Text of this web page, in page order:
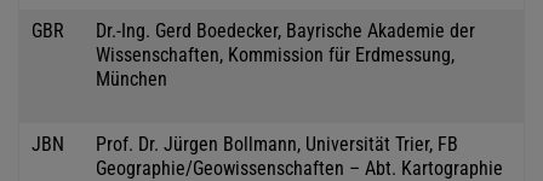
GBR
Dr.-Ing. Gerd Boedecker, Bayrische Akademie der
Wissenschaften, Kommission für Erdmessung,
München
JBN
Prof. Dr. Jürgen Bollmann, Universität Trier, FB
Geographie/Geowissenschaften – Abt. Kartographie